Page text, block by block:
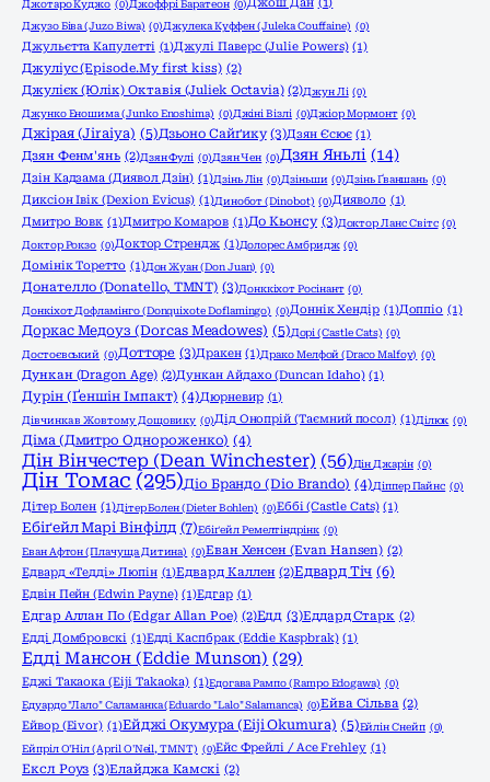
Джотаро Куджо (0)Джоффрі Баратеон (0)
Джузо Біва (Juzo Biwa) (0)Джулека Куффен (Juleka Couffaine) (0)
Джульєтта Капулетті (1)Джулі Паверс (Julie Powers) (1)
Джуліус (Episode.My first kiss) (2)
Джулієк (Юлік) Октавія (Juliek Octavia) (2)Джун Лі (0)
Джунко Еношима (Junko Enoshima) (0)Джіні Візлі (0)Джіор Мормонт (0)
Джірая (Jiraiya) (5)Дзьоно Сайґику (3)Дзян Єсює (1)
Дзян Фенм'янь (2)Дзян Фулі (0)Дзян Чен (0)Дзян Яньлі (14)
Дзін Кадзама (Диявол Дзін) (1)Дзінь Лін (0)Дзіньши (0)Дзінь Ґваншань (0)
Диксіон Івік (Dexion Evicus) (1)Динобот (Dinobot) (0)Дияволо (1)
Дмитро Вовк (1)Дмитро Комаров (1)До Кьонсу (3)Доктор Ланс Світс (0)
Доктор Рокзо (0)Доктор Стрендж (1)Долорес Амбридж (0)
Домінік Торетто (1)Дон Жуан (Don Juan) (0)
Донателло (Donatello, TMNT) (3)Донккіхот Росінант (0)
Донкіхот Дофламінго (Donquixote Doflamingo) (0)Доннік Хендір (1)Доппіо (1)
Доркас Медоуз (Dorcas Meadowes) (5)Дорі (Castle Cats) (0)
Достоєвський (0)Дотторе (3)Дракен (1)Драко Мелфой (Draco Malfoy) (0)
Дункан (Dragon Age) (2)Дункан Айдахо (Duncan Idaho) (1)
Дурін (Ґеншін Імпакт) (4)Дюрневир (1)
Дівчинка в Жовтому Дощовику (0)Дід Онопрій (Таємний посол) (1)Ділюк (0)
Діма (Дмитро Однороженко) (4)
Дін Вінчестер (Dean Winchester) (56)Дін Джарін (0)
Дін Томас (295)Діо Брандо (Dio Brando) (4)Діппер Пайнс (0)
Дітер Болен (1)Дітер Болен (Dieter Bohlen) (0)Еббі (Castle Cats) (1)
Ебіґейл Марі Вінфілд (7)Ебіґейл Ремелтіндрінк (0)
Еван Афтон (Плачуща Дитина) (0)Еван Хенсен (Evan Hansen) (2)
Едвард «Тедді» Люпін (1)Едвард Каллен (2)Едвард Тіч (6)
Едвін Пейн (Edwin Payne) (1)Едгар (1)
Едгар Аллан По (Edgar Allan Poe) (2)Едд (3)Еддард Старк (2)
Едді Домбровскі (1)Едді Каспбрак (Eddie Kaspbrak) (1)
Едді Мансон (Eddie Munson) (29)
Еджі Такаока (Eiji Takaoka) (1)Едогава Рампо (Rampo Edogawa) (0)
Едуардо "Лало" Саламанка (Eduardo "Lalo" Salamanca) (0)Ейва Сільва (2)
Ейвор (Eivor) (1)Ейджі Окумура (Eiji Okumura) (5)Ейлін Снейп (0)
Ейпріл О'Ніл (April O'Neil, TMNT) (0)Ейс Фрейлі / Ace Frehley (1)
Ексл Роуз (3)Елайджа Камскі (2)